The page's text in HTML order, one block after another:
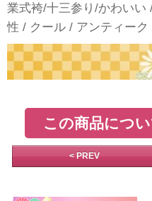
業式袴/十三参り/かわい
性 / クール / アンティーク
この商品につ
< PREV